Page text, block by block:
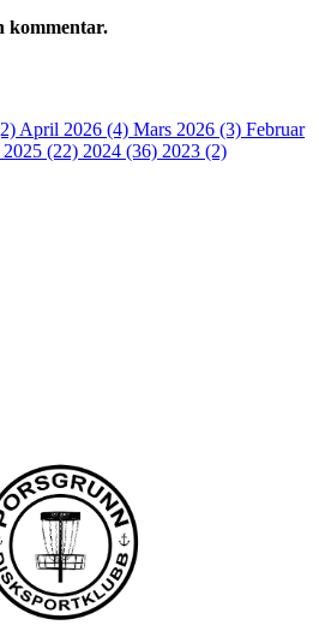
kommentar.
April 2026 (4) Mars 2026 (3) Februar
2025 (22) 2024 (36) 2023 (2)